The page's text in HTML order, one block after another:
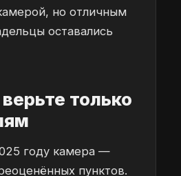
но отличным
оставались
только
году камера —
пунктов.